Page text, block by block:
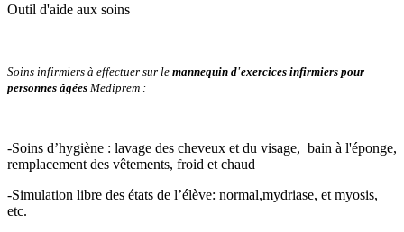
Outil d'aide aux soins
Soins infirmiers à effectuer sur le mannequin d'exercices infirmiers pour
personnes âgées Mediprem :
-Soins d’hygiène : lavage des cheveux et du visage, bain à l'éponge,
remplacement des vêtements, froid et chaud
-Simulation libre des états de l’élève: normal,mydriase, et myosis,
etc.